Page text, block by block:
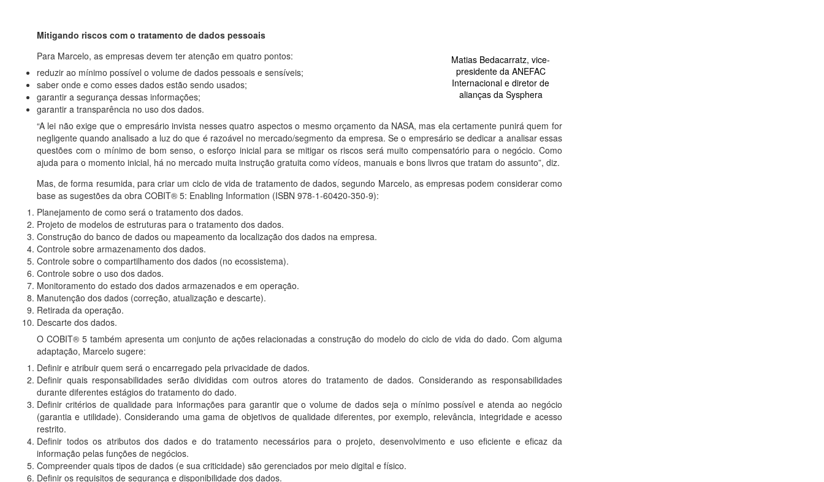
Matias Bedacarratz, vice-
presidente da ANEFAC
Internacional e diretor de
alianças da Sysphera
Mitigando riscos com o tratamento de dados pessoais
Para Marcelo, as empresas devem ter atenção em quatro pontos:
reduzir ao mínimo possível o volume de dados pessoais e sensíveis;
saber onde e como esses dados estão sendo usados;
garantir a segurança dessas informações;
garantir a transparência no uso dos dados.
“A lei não exige que o empresário invista nesses quatro aspectos o mesmo orçamento da NASA, mas ela certamente punirá quem for
negligente quando analisado a luz do que é razoável no mercado/segmento da empresa. Se o empresário se dedicar a analisar essas
questões com o mínimo de bom senso, o esforço inicial para se mitigar os riscos será muito compensatório para o negócio. Como
ajuda para o momento inicial, há no mercado muita instrução gratuita como vídeos, manuais e bons livros que tratam do assunto”, diz.
Mas, de forma resumida, para criar um ciclo de vida de tratamento de dados, segundo Marcelo, as empresas podem considerar como
base as sugestões da obra COBIT® 5: Enabling Information (ISBN 978-1-60420-350-9):
Planejamento de como será o tratamento dos dados.
Projeto de modelos de estruturas para o tratamento dos dados.
Construção do banco de dados ou mapeamento da localização dos dados na empresa.
Controle sobre armazenamento dos dados.
Controle sobre o compartilhamento dos dados (no ecossistema).
Controle sobre o uso dos dados.
Monitoramento do estado dos dados armazenados e em operação.
Manutenção dos dados (correção, atualização e descarte).
Retirada da operação.
Descarte dos dados.
O COBIT® 5 também apresenta um conjunto de ações relacionadas a construção do modelo do ciclo de vida do dado. Com alguma
adaptação, Marcelo sugere:
Definir e atribuir quem será o encarregado pela privacidade de dados.
Definir quais responsabilidades serão divididas com outros atores do tratamento de dados. Considerando as responsabilidades
durante diferentes estágios do tratamento do dado.
Definir critérios de qualidade para informações para garantir que o volume de dados seja o mínimo possível e atenda ao negócio
(garantia e utilidade). Considerando uma gama de objetivos de qualidade diferentes, por exemplo, relevância, integridade e acesso
restrito.
Definir todos os atributos dos dados e do tratamento necessários para o projeto, desenvolvimento e uso eficiente e eficaz da
informação pelas funções de negócios.
Compreender quais tipos de dados (e sua criticidade) são gerenciados por meio digital e físico.
Definir os requisitos de segurança e disponibilidade dos dados.